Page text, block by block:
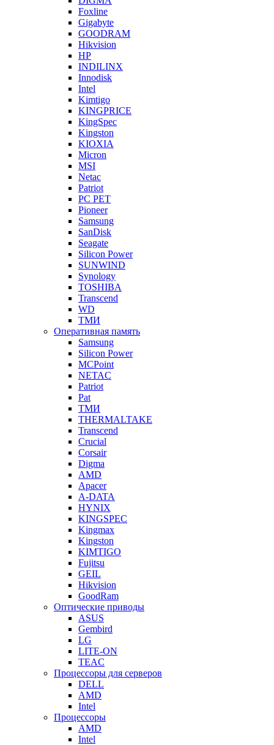
Foxline
Gigabyte
GOODRAM
Hikvision
HP
INDILINX
Innodisk
Intel
Kimtigo
KINGPRICE
KingSpec
Kingston
KIOXIA
Micron
MSI
Netac
Patriot
PC PET
Pioneer
Samsung
SanDisk
Seagate
Silicon Power
SUNWIND
Synology
TOSHIBA
Transcend
WD
ТМИ
Оперативная память
Samsung
Silicon Power
MCPoint
NETAC
Patriot
Pat
ТМИ
THERMALTAKE
Transcend
Crucial
Corsair
Digma
AMD
Apacer
A-DATA
HYNIX
KINGSPEC
Kingmax
Kingston
KIMTIGO
Fujitsu
GEIL
Hikvision
GoodRam
Оптические приводы
ASUS
Gembird
LG
LITE-ON
TEAC
Процессоры для серверов
DELL
AMD
Intel
Процессоры
AMD
Intel